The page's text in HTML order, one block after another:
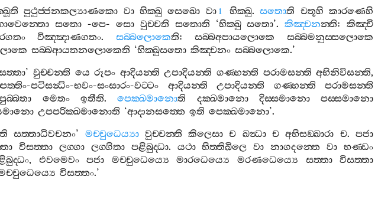
පුථුජ‍්ජනකල්‍යාණකො වා භික‍්ඛු සෙඛො වා 1 භික‍්ඛු.සතොති චතූහි කාරණෙහි
සතො -පෙ-සො වුච‍්චති සතොති ‘භික‍්ඛු සතො’.කිඤ‍්චනන‍්ති:කිඤ‍්චි
විඤ‍්ඤාණගතං. සබ‍්බලොකෙති:සබ‍්බඅපායලොකෙ
සබ‍්බමනුස‍්සලොකෙ
සබ‍්බආයතනලොකෙති ‘භික‍්ඛුසතො කිඤ‍්චනං සබ‍්බලොකෙ.’
’ වුච‍්චන‍්ති යෙ රූපං ආදියන‍්ති උපාදියන‍්ති ගණ‍්හන‍්ති පරාමසන‍්ති අභිනිවිසන‍්ති,
-පටිසන්‍ධිං-භවං-සංසාරං-වට‍්ටං ආදියන‍්ති උපාදියන‍්ති ගණ‍්හන‍්ති
පරාමසන‍්ති
මෙතං ඉතීති.පෙක‍්ඛමානොති දක‍්ඛමානො දිස‍්සමානො
පස‍්සමානො
උපපරික‍්ඛමානොති ‘ආදානසත‍්තෙ ඉති පෙක‍්ඛමානො’.
සත‍්තාධිවචනං’ මච‍්චුධෙය්‍යා වුච‍්චන‍්ති කිලෙසා ච ඛන්‍ධා ච අභිසඞ‍්ඛාරා ච. පජා
විසත‍්තා ලග‍්ගා ලග‍්ගිතා පළිබුද‍්ධා. යථා භිත‍්තිඛිලෙ වා නාගදන‍්තෙ වා භණ‍්ඩං
, එවමෙවං පජා මච‍්චුධෙය්‍යෙ මාරධෙය්‍යෙ මරණධෙය්‍යෙ සත‍්තා
විසත‍්තා
විසත‍්තං.’